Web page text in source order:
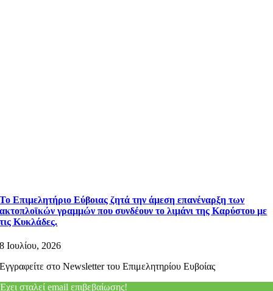
Το Επιμελητήριο Εύβοιας ζητά την άμεση επανέναρξη των
ακτοπλοϊκών γραμμών που συνδέουν το λιμάνι της Καρύστου με
τις Κυκλάδες.
8 Ιουλίου, 2026
Εγγραφείτε στο Newsletter του Επιμελητηρίου Ευβοίας
Έχει σταλεί email επιβεβαίωσης!